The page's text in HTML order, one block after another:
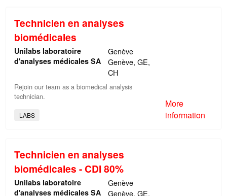
Technicien en analyses
biomédicales
Unilabs laboratoire
d'analyses médicales SA
Genève
Genève, GE,
CH
Rejoin our team as a biomedical analysis
technician.
LABS
More
information
Technicien en analyses
biomédicales - CDI 80%
Unilabs laboratoire
d'analyses médicales SA
Genève
Genève, GE,